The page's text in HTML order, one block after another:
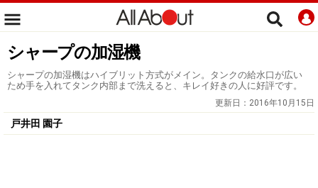
シャープの加湿機
シャープの加湿機はハイブリット方式がメイン。タンクの給水口が広い
ため手を入れてタンク内部まで洗えると、キレイ好きの人に好評です。
更新日： 2016年10月15日
戸井田 園子